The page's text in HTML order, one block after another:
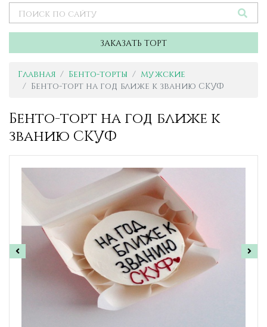
ЗАКАЗАТЬ ТОРТ
Главная Бенто-торты
Мужские
Бенто-торт на год ближе к званию СКУФ
Бенто-торт на год ближе к
званию СКУФ